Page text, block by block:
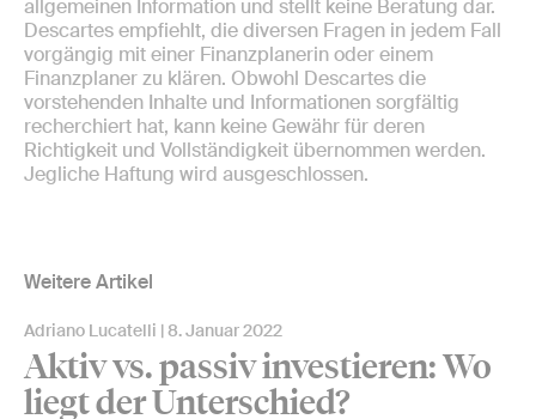
allgemeinen Information und stellt keine Beratung dar.
Descartes empfiehlt, die diversen Fragen in jedem Fall
vorgängig mit einer Finanzplanerin oder einem
Finanzplaner zu klären. Obwohl Descartes die
vorstehenden Inhalte und Informationen sorgfältig
recherchiert hat, kann keine Gewähr für deren
Richtigkeit und Vollständigkeit übernommen werden.
Jegliche Haftung wird ausgeschlossen.
Weitere Artikel
Adriano Lucatelli 8. Januar 2022
Aktiv vs. passiv investieren: Wo
liegt der Unterschied?